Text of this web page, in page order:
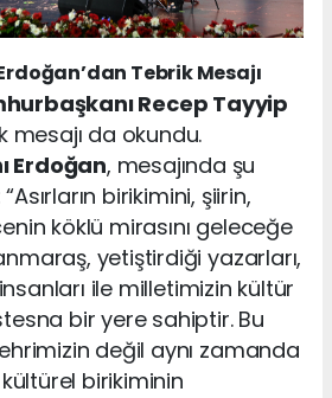
Tebrik Mesajı
Recep Tayyip
mesajı da okundu.
Erdoğan, mesajında şu
birikimini, şiirin,
köklü mirasını geleceğe
yetiştirdiği yazarları,
ile milletimizin kültür
bir yere sahiptir. Bu
değil aynı zamanda
birikiminin